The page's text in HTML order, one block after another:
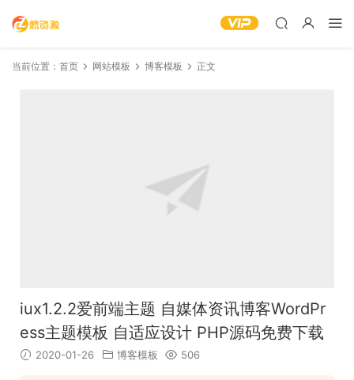
当前位置： 首页 网站模板 博客模板 正文
iux1.2.2爱前端主题 自媒体资讯博客WordPr
ess主题模板 自适应设计 PHP源码免费下载
2020-01-26 博客模板 506